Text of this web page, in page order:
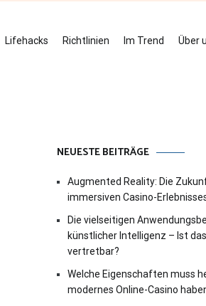
Lifehacks Richtlinien Im Trend Über
NEUESTE BEITRÄGE
Augmented Reality: Die
immersiven Casino-
Die vielseitigen
künstlicher Intelligenz – Ist
vertretbar?
Welche Eigenschaften muss
modernes Online-Casino